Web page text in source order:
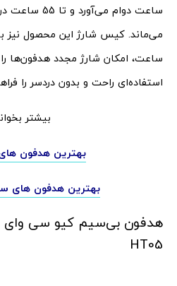
ساعت دوام
ساعت، امکان شارژ مجدد هدفون‌ها
استفاده‌ای راحت و بدون دردسر را
بیشتر
بهترین هدفون های
بهترین هدفون های
HT05